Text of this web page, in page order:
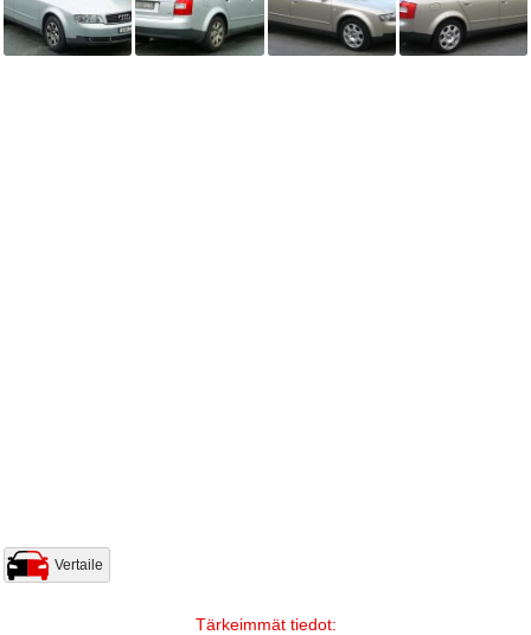
Vertaile
Tärkeimmät tiedot: